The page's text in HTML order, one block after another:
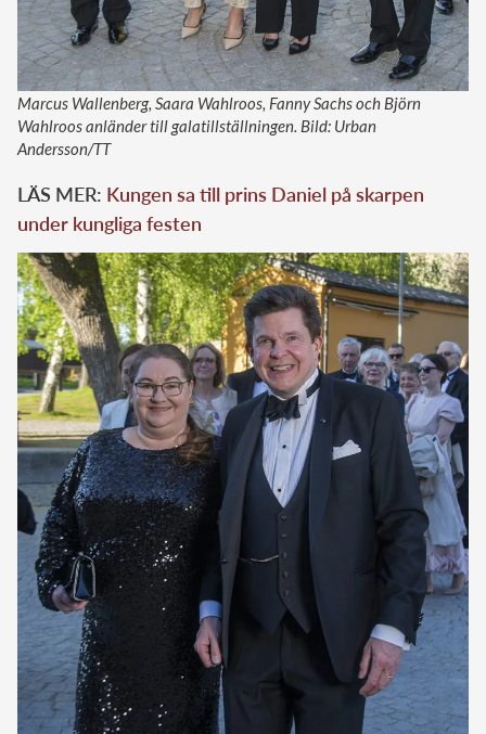
Marcus Wallenberg, Saara Wahlroos, Fanny Sachs och Björn
Wahlroos anländer till galatillställningen. Bild: Urban
Andersson/TT
LÄS MER: Kungen sa till prins Daniel på skarpen
under kungliga festen